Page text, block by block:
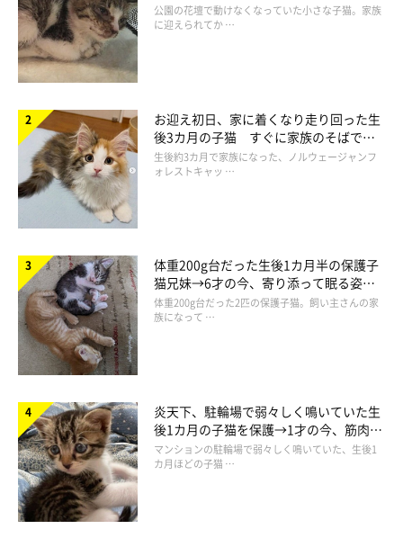
飼い主さんの膝のところへ
るし、ぴたっと密着して暖かいし、ちゃむのすけくんは最高の場
冬が一番好きな季節…その理由はこれだ！
と“姉妹”のような関係に
公園の花壇で動けなくなっていた小さな子猫。家族
に迎えられてか …
お迎え初日、家に着くなり走り回った生
後3カ月の子猫 すぐに家族のそばで落
ち着く姿に「迎えてよかった」
生後約3カ月で家族になった、ノルウェージャンフ
ォレストキャッ …
体重200g台だった生後1カ月半の保護子
猫兄妹→6才の今、寄り添って眠る姿に
ほっこり！
体重200g台だった2匹の保護子猫。飼い主さんの家
族になって …
炎天下、駐輪場で弱々しく鳴いていた生
後1カ月の子猫を保護→1才の今、筋肉質
でツンデレなコに成長
マンションの駐輪場で弱々しく鳴いていた、生後1
カ月ほどの子猫 …